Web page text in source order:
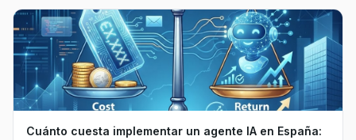
Cuánto cuesta implementar un agente IA en España: